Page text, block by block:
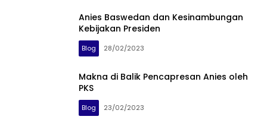
Anies Baswedan dan Kesinambungan
Kebijakan Presiden
Blog 28/02/2023
Makna di Balik Pencapresan Anies oleh
PKS
Blog 23/02/2023